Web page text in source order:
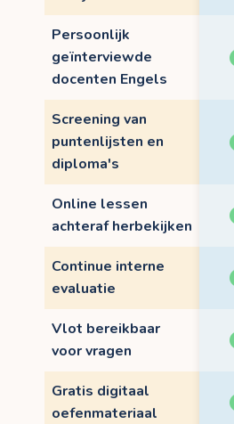
Persoonlijk
geïnterviewde
docenten Engels
Screening van
puntenlijsten en
diploma's
Online lessen
achteraf herbekijken
Continue interne
evaluatie
Vlot bereikbaar
voor vragen
Gratis digitaal
oefenmateriaal